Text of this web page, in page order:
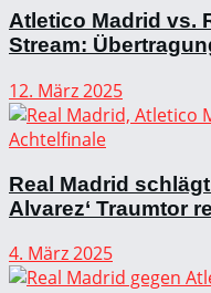
Atletico Madrid vs.
Stream:
12. März 2025
Real Madrid
Alvarez‘ Traumtor
4. März 2025